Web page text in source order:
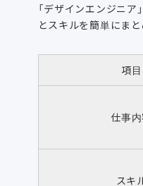
「デザインエンジニ
とスキルを簡単にまと
項目
仕事
スキ